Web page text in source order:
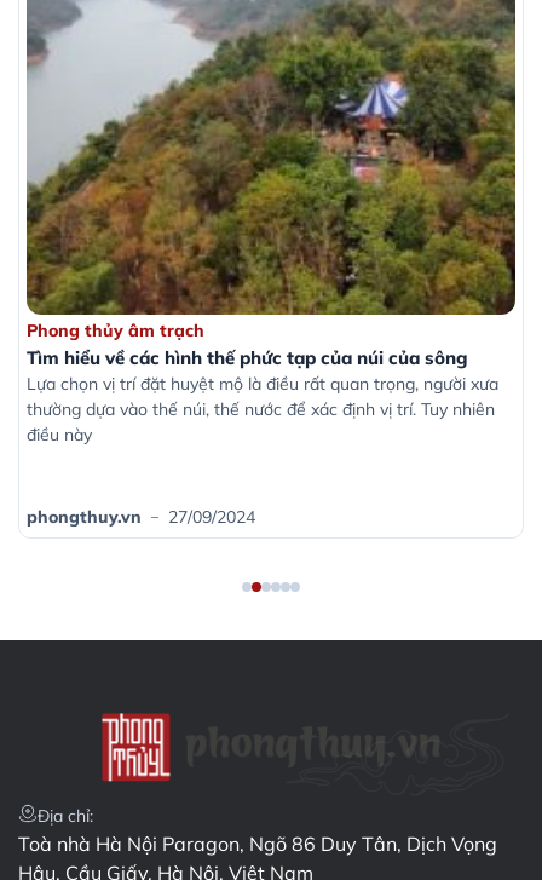
về các hình thế phức tạp của núi của sông
thủy âm trạch
về các hình thế phức tạp của núi của sông
vị trí đặt huyệt mộ là điều rất quan trọng, người xưa
dựa vào thế núi, thế nước để xác định vị trí. Tuy nhiên
27/09/2024
Tìm
Người
nhất
Địa chỉ:
Toà nhà Hà Nội Paragon, Ngõ 86 Duy Tân, Dịch Vọng
Hậu, Cầu Giấy, Hà Nội, Việt Nam